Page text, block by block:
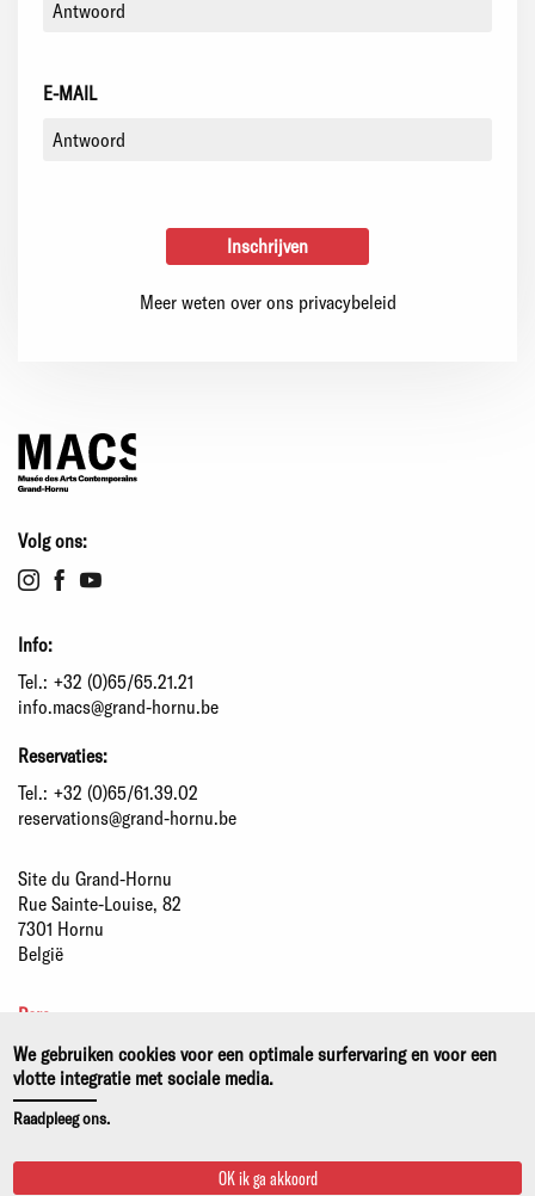
E-MAIL
Meer weten over ons privacybeleid
Volg ons:
Info:
Tel.: +32 (0)65/65.21.21
info.macs@grand-hornu.be
Reservaties:
Tel.: +32 (0)65/61.39.02
reservations@grand-hornu.be
Site du Grand-Hornu
Rue Sainte-Louise, 82
7301 Hornu
België
Pers
Duurzame ontwikkeling
Wettelijke kennisgeving
We gebruiken cookies voor een optimale surfervaring en voor een
vlotte integratie met sociale media.
Raadpleeg ons.
OK ik ga akkoord